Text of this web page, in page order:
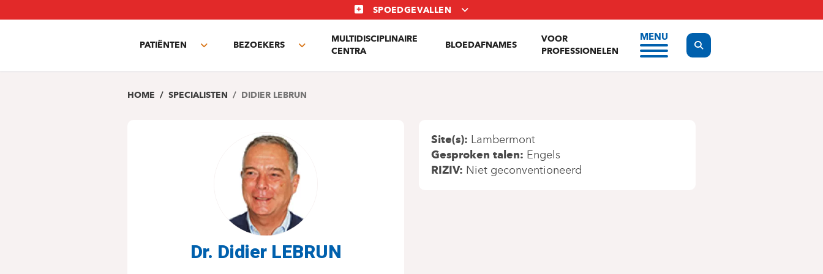
en
SPOEDGEVALLEN
PATIËNTEN
Toggle
BEZOEKERS
Toggle
MULTIDISCIPLINAIRE
CENTRA
BLOEDAFNAMES
VOOR
PROFESSIONELEN
MENU
Display the search form
HOME SPECIALISTEN DIDIER LEBRUN
Dr. Didier LEBRUN
Site(s) Lambermont
Gesproken talen Engels
RIZIV Niet geconventioneerd